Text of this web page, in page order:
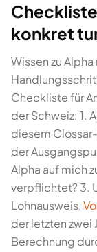
konkret
Wissen zu
Checkliste für
der Schweiz: 1.
diesem
der
Alpha auf mich
verpflichtet? 3.
Lohnausweis,
der letzten zwei
Berechnung